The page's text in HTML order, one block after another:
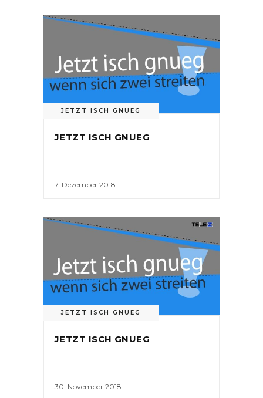
JETZT ISCH GNUEG
JETZT ISCH GNUEG
7. Dezember 2018
JETZT ISCH GNUEG
JETZT ISCH GNUEG
30. November 2018